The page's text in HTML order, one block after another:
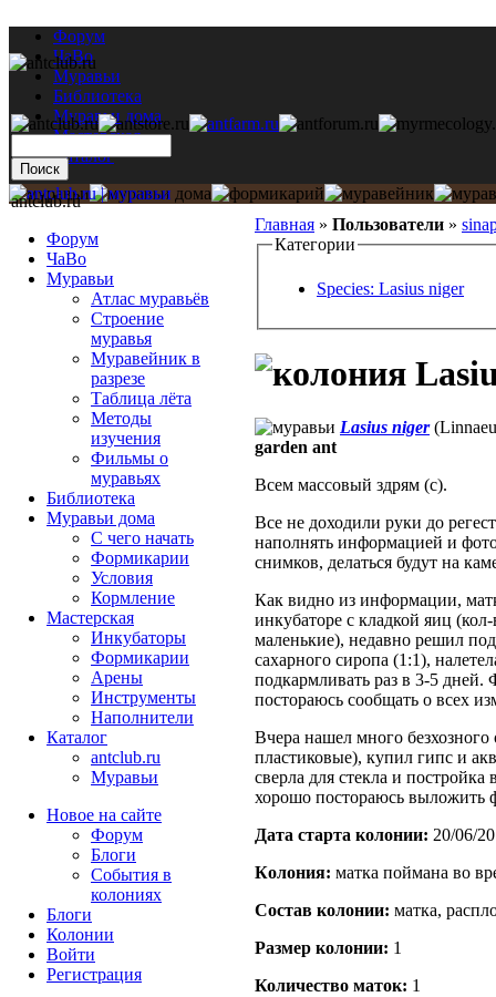
Форум
ЧаВо
Муравьи
Библиотека
Муравьи дома
Мастерская
Каталог
Главная » Пользователи »
Категории
Species: Lasius niger
Lasius niger
garden ant
Всем массовый здрям (с).
Все не доходили руки до
наполнять информацией и
снимков, делаться будут на
Как видно из информации,
инкубаторе с кладкой яиц
маленькие), недавно решил
сахарного сиропа (1:1),
подкармливать раз в 3-5
постораюсь сообщать о всех
Вчера нашел много безхозного
пластиковые), купил гипс и
сверла для стекла и постройка
хорошо постораюсь выложить
Дата старта кoлонии: 20/06/
Кoлония: матка поймана во
Состав кoлонии: матка,
Размер кoлонии: 1
Количество маток: 1
antclub.ru
Форум
ЧаВо
Муравьи
Атлас муравьёв
Строение
муравья
Муравейник в
разрезе
Таблица лёта
Методы
изучения
Фильмы о
муравьях
Библиотека
Муравьи дома
С чего начать
Формикарии
Условия
Кормление
Мастерская
Инкубаторы
Формикарии
Арены
Инструменты
Наполнители
Каталог
antclub.ru
Муравьи
Новое на сайте
Форум
Блоги
События в
колониях
Блоги
Колонии
Войти
Peгиcтpaция